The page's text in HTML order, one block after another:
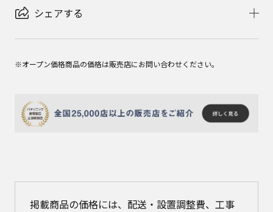
シェアする
※オープン価格商品の価格は販売店にお問い合わせください。
掲載商品の価格には、配送・設置調整費、工事